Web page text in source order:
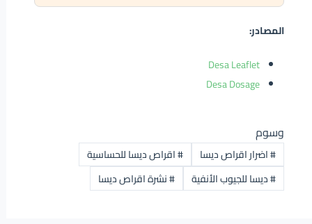
المصادر:
Desa Leaflet
Desa Dosage
وسوم
#اضرار اقراص ديسا #اقراص ديسا للحساسية
#ديسا للجيوب الأنفية #نشرة اقراص ديسا